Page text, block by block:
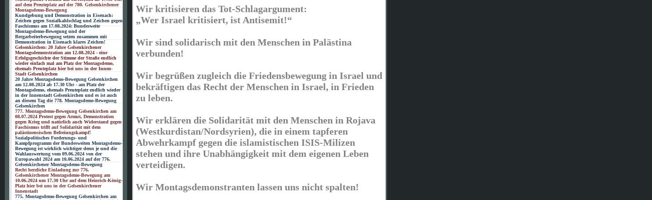
auf dem Preuteplatz auf der 780. Gelsenkirchener
Montagsdemo-Bewegung
Kundgebung und Demonstration in Eisenach:
Zeichen gegen Sozialkahlschlag und Zeichen gegen
Faschismus am 17.08.2024: Bundesweite
Montagsdemo-Bewegung und der
Bergarbeiterbewegung setzen zusammen mit
Demonstration in Eisenach klares Zeichen!
Gelsenkirchen: 20 Jahre Gelsenkirchener
Montagsdemonstration am 12.08.2024 - eine
Erfolgsgeschichte der Stimme der Straße endlich
wieder einfach mal am Platz der Montagsdemo,
ehemals Preuteplatz hier bei uns in der Innen-
Stadt Gelsenkirchen
20 Jahre Montagsdemo-Bewegung Gelsenkirchen
am 12.08.2024 ab 17.30 Uhr - am Platz der
Montagsdemo, ehemals Preuteplatz endlich wieder
in der Innenstadt Gelsenkirchen und es ist auch
an diesem Tag die 778. Montagsdemo-Bewegung
Gelsenkirchen
777. Montagsdemo-Bewegung Gelsenkirchen am
08.07.2024 Protest gegen Armut, Demonstration
gegen Krieg und natürlich auch Widerstand gegen
Faschismus trifft auf Solidarität mit dem
palästinensischen Befreiungskampf!
Sozialpolitisches Forderungs- und
Kampfprogramm der Bundesweiten Montagsdemo-
Bewegung ist wirklich wichtiger denn je und die
Wahlauswertung vom 09.06.2024 von der
Europawahl 2024 am 10.06.2024 auf der 776.
Gelsenkirchener Montagsdemo-Bewegung
Recht herzliche Einladung zur 776.
Gelsenkirchener Montagsdemo-Bewegung am
10.06.2024 um 17.30 Uhr auf dem Heinrich-König-
Platz hier bei uns in der Gelsenkirchener
Innenstadt
775. Montagsdemo-Bewegung Gelsenkirchen am
Wir kritisieren das Tot-Schlagargument:
„Wer Israel kritisiert, ist Antisemit!“
Wir sind solidarisch mit den Menschen in Palästina
verbunden!
Wir begrüßen zugleich die Friedensbewegung in Israel und
bekräftigen das Recht der Menschen in Israel, in Frieden
zu leben.
Wir erklären die Solidarität mit den Menschen in Rojava
(Westkurdistan/Nordsyrien), die in einem tapferen
Abwehrkampf gegen die islamistischen ISIS-Milizen
stehen und ihre Unabhängigkeit mit dem eigenen Leben
verteidigen.
Wir Montagsdemonstranten lassen uns nicht spalten!